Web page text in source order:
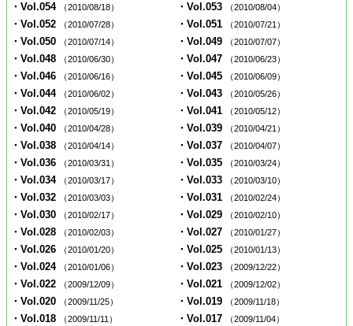
・Vol.054 （2010/08/18） ・Vol.053 （2010/08/04）
・Vol.052 （2010/07/28） ・Vol.051 （2010/07/21）
・Vol.050 （2010/07/14） ・Vol.049 （2010/07/07）
・Vol.048 （2010/06/30） ・Vol.047 （2010/06/23）
・Vol.046 （2010/06/16） ・Vol.045 （2010/06/09）
・Vol.044 （2010/06/02） ・Vol.043 （2010/05/26）
・Vol.042 （2010/05/19） ・Vol.041 （2010/05/12）
・Vol.040 （2010/04/28） ・Vol.039 （2010/04/21）
・Vol.038 （2010/04/14） ・Vol.037 （2010/04/07）
・Vol.036 （2010/03/31） ・Vol.035 （2010/03/24）
・Vol.034 （2010/03/17） ・Vol.033 （2010/03/10）
・Vol.032 （2010/03/03） ・Vol.031 （2010/02/24）
・Vol.030 （2010/02/17） ・Vol.029 （2010/02/10）
・Vol.028 （2010/02/03） ・Vol.027 （2010/01/27）
・Vol.026 （2010/01/20） ・Vol.025 （2010/01/13）
・Vol.024 （2010/01/06） ・Vol.023 （2009/12/22）
・Vol.022 （2009/12/09） ・Vol.021 （2009/12/02）
・Vol.020 （2009/11/25） ・Vol.019 （2009/11/18）
・Vol.018 （2009/11/11） ・Vol.017 （2009/11/04）